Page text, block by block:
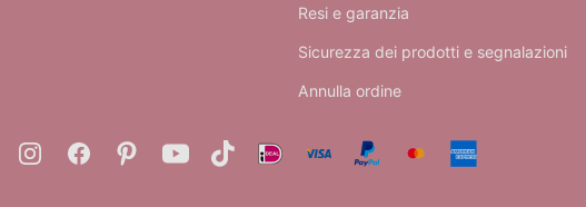
Resi e garanzia
Sicurezza dei prodotti e segnalazioni
Annulla ordine